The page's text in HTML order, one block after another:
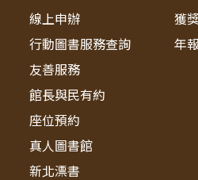
線上申辦
行動圖書服務查詢
友善服務
館長與民有約
座位預約
真人圖書館
新北漂書
獲
年報